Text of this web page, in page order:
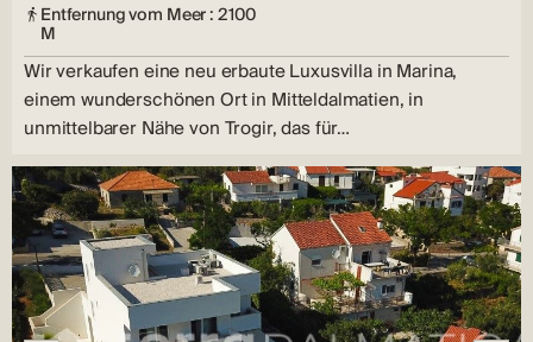
Entfernung vom Meer : 2100
M
Wir verkaufen eine neu erbaute Luxusvilla in Marina,
einem wunderschönen Ort in Mitteldalmatien, in
unmittelbarer Nähe von Trogir, das für…